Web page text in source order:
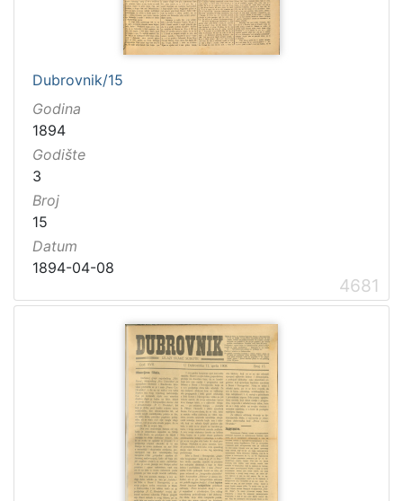
Dubrovnik/15
Godina
1894
Godište
3
Broj
15
Datum
1894-04-08
4681